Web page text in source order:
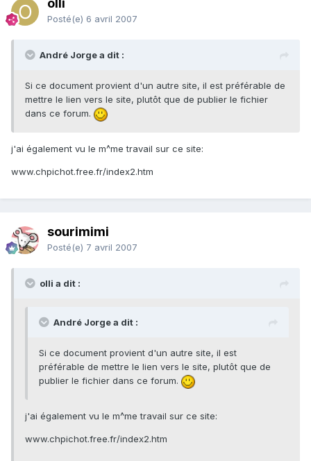
olli
Posté(e) 6 avril 2007
André Jorge a dit :
Si ce document provient d'un autre site, il est préférable de
mettre le lien vers le site, plutôt que de publier le fichier
dans ce forum.
j'ai également vu le m^me travail sur ce site:
www.chpichot.free.fr/index2.htm
sourimimi
Posté(e) 7 avril 2007
olli a dit :
André Jorge a dit :
Si ce document provient d'un autre site, il est
préférable de mettre le lien vers le site, plutôt que de
publier le fichier dans ce forum.
j'ai également vu le m^me travail sur ce site:
www.chpichot.free.fr/index2.htm